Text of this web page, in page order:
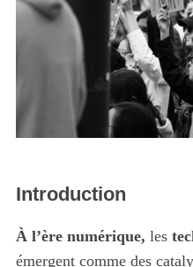
Introduction
À l’ère numérique, les
émergent comme des